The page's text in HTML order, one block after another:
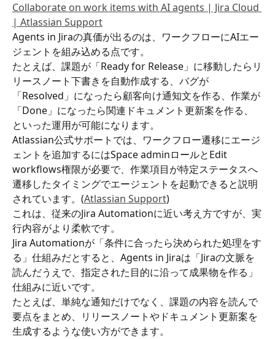
Collaborate on work items with AI agents | Jira Cloud
| Atlassian Support
Agents in Jiraの真価が出るのは、ワークフローにAIエー
ジェントを組み込める点です。
たとえば、課題が「Ready for Release」に移動したらリ
リースノート下書きを自動作成する、バグが
「Resolved」になったら顧客向け通知文を作る、作業が
「Done」になったら関連ドキュメント更新案を作る、
といった運用が可能になります。
Atlassian公式サポートでは、ワークフロー遷移にエージ
ェントを追加するにはSpace adminロールとEdit
workflows権限が必要で、作業項目が特定ステータスへ
遷移したタイミングでエージェントを起動できると説明
されています。(Atlassian Support)
これは、従来のJira Automationに近い考え方ですが、実
行内容がより柔軟です。
Jira Automationが「条件に合ったら決められた処理をす
る」仕組みだとすると、Agents in Jiraは「Jiraの文脈を
読んだうえで、指定された目的に沿って成果物を作る」
仕組みに近いです。
たとえば、単純な通知だけでなく、課題の内容を読んで
要点をまとめ、リリースノートやドキュメント更新案を
生成するような使い方ができます。